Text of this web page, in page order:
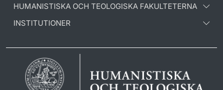
HUMANISTISKA OCH TEOLOGISKA FAKULTETERNA
INSTITUTIONER